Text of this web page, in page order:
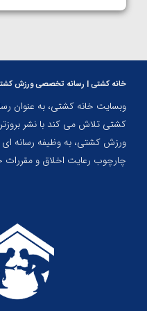
خانه کشتی | رسانه تخصصی ورزش
وبسایت خانه کشتی، به عنوان
کشتی تلاش می کند با نشر
ورزش کشتی، به وظیفه رسانه
چارچوب رعایت اخلاق و مقررات